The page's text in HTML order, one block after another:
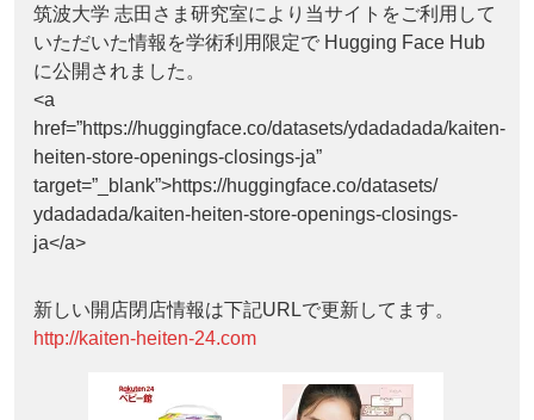
筑波大学 志田さま研究室により当サイトをご利用して
いただいた情報を学術利用限定で Hugging Face Hub
に公開されました。
<a
href=”https://huggingface.co/datasets/ydadadada/kaiten-
heiten-store-openings-closings-ja”
target=”_blank”>https://huggingface.co/datasets/
ydadadada/kaiten-heiten-store-openings-closings-
ja</a>
新しい開店閉店情報は下記URLで更新してます。
http://kaiten-heiten-24.com